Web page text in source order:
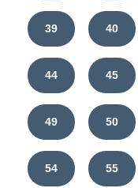
39 40
44 45
49 50
54 55